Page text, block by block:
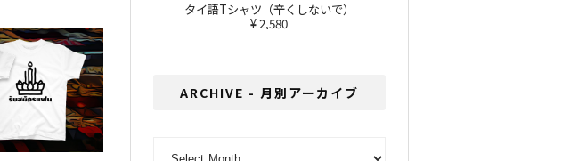
タイ語Tシャツ（辛くしないで）
¥ 2,580
ARCHIVE - 月別アーカイブ
ARCHIVE - 月別アーカイブ